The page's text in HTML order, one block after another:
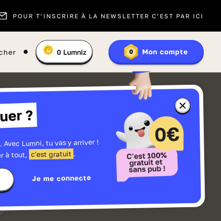
POUR T’INSCRIRE À LA NEWSLETTER C’EST PAR ICI
En
savoir
plus
les
Vous
:
0 Lumniz 0 Mon compte
Fermer
la
fenêtre
sur
Lumniz
?
Lumni, tu vas y arriver !
à tout, c'est gratuit .
Je me connecte